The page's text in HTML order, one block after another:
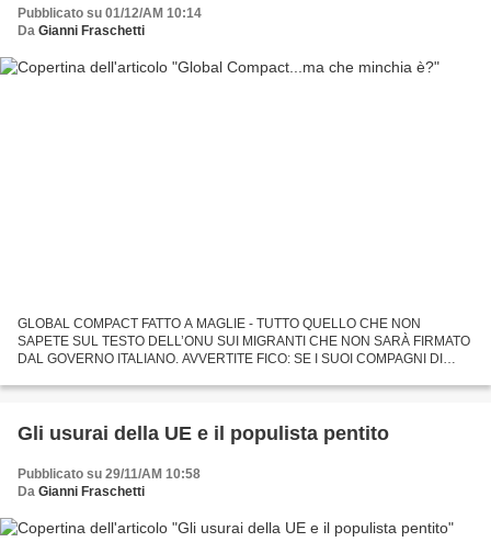
Pubblicato su 01/12/AM 10:14
Da Gianni Fraschetti
GLOBAL COMPACT FATTO A MAGLIE - TUTTO QUELLO CHE NON
SAPETE SUL TESTO DELL’ONU SUI MIGRANTI CHE NON SARÀ FIRMATO
DAL GOVERNO ITALIANO. AVVERTITE FICO: SE I SUOI COMPAGNI DI
IMMIGRAZIONE, NON POSSONO VOTARE...
Gli usurai della UE e il populista pentito
Pubblicato su 29/11/AM 10:58
Da Gianni Fraschetti